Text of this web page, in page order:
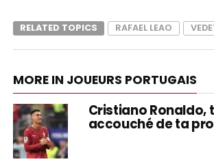
RELATED TOPICS RAFAEL LEAO
MORE IN JOUEURS PORTUGAIS
Cristiano Ronaldo,
accouché de ta